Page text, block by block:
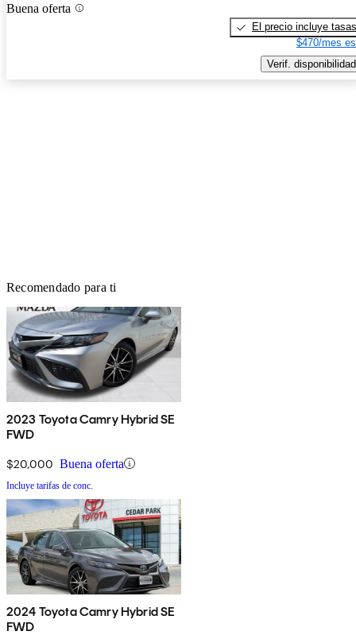
Buena oferta
El precio incluye tasas
$470/mes
Verif. disponibilidad
Recomendado para ti
2023 Toyota Camry Hybrid SE
FWD
$20,000 Buena oferta
Incluye tarifas de conc.
2024 Toyota Camry Hybrid SE
FWD